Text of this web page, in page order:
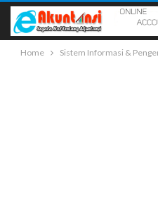
Home Sistem Informasi &